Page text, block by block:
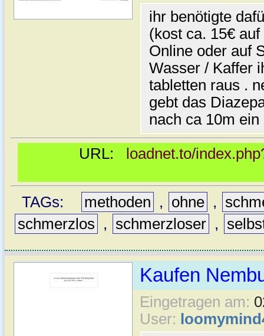
ihr benötigte
(kost ca. 15€
Online oder auf
Wasser / Kaffer
tabletten raus .
gebt das
nach ca 10m
URL: loadnet.to/
TAGs: methoden , ohne ,
schmerzlos
, schmerzloser ,
Kaufen
Eingetragen am:
User: